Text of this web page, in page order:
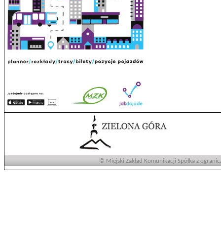
© Miejski Zakład Komunikacji Spółka z